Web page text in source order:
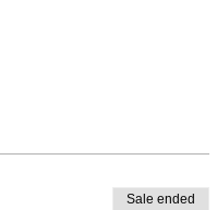
Sale ended